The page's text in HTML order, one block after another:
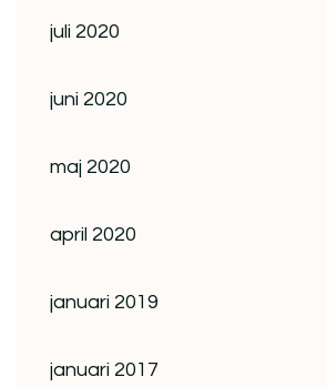
juli 2020
juni 2020
maj 2020
april 2020
januari 2019
januari 2017